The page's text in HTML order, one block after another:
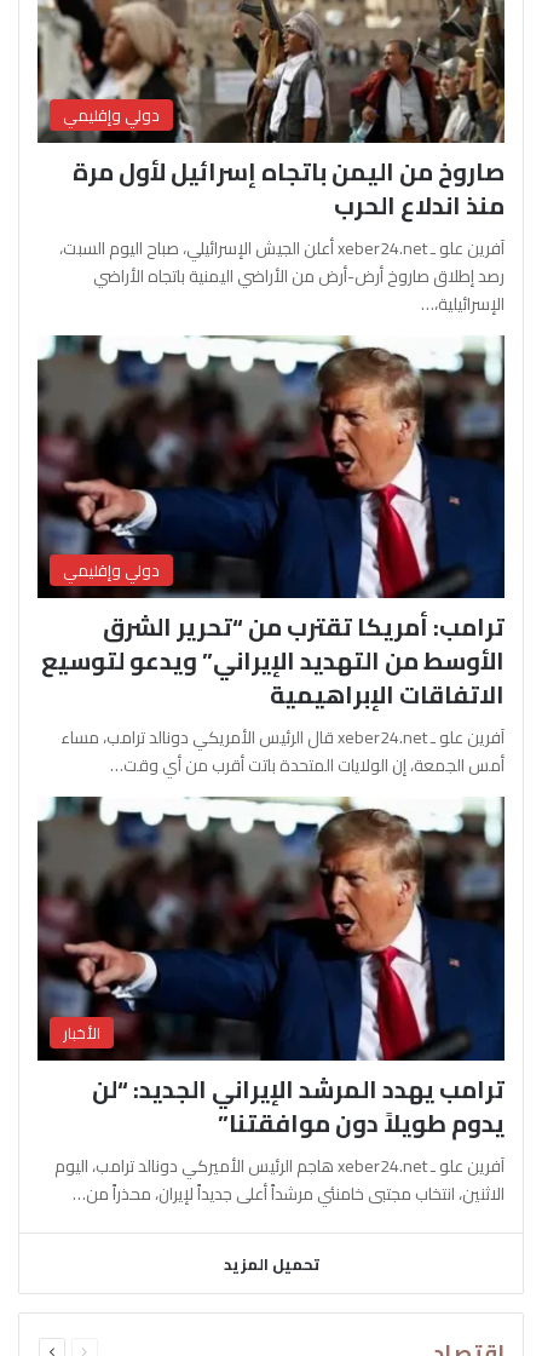
دولي وإقليمي
صاروخ من اليمن باتجاه إسرائيل لأول مرة
منذ اندلاع الحرب
آفرين علو ـ xeber24.net أعلن الجيش الإسرائيلي، صباح اليوم السبت،
رصد إطلاق صاروخ أرض-أرض من الأراضي اليمنية باتجاه الأراضي
الإسرائيلية،…
دولي وإقليمي
ترامب: أمريكا تقترب من “تحرير الشرق
الأوسط من التهديد الإيراني” ويدعو لتوسيع
الاتفاقات الإبراهيمية
آفرين علو ـ xeber24.net قال الرئيس الأمريكي دونالد ترامب، مساء
أمس الجمعة، إن الولايات المتحدة باتت أقرب من أي وقت…
الأخبار
ترامب يهدد المرشد الإيراني الجديد: “لن
يدوم طويلاً دون موافقتنا”
آفرين علو ـ xeber24.net هاجم الرئيس الأميركي دونالد ترامب، اليوم
الاثنين، انتخاب مجتبى خامنئي مرشداً أعلى جديداً لإيران، محذراً من…
تحميل المزيد